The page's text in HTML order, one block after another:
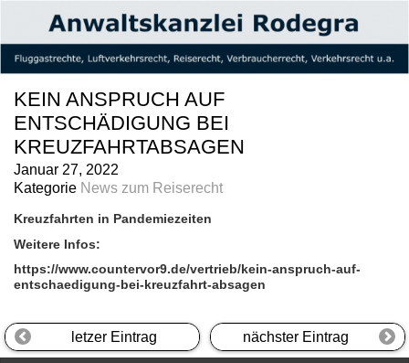
KEIN ANSPRUCH AUF
ENTSCHÄDIGUNG BEI
KREUZFAHRTABSAGEN
Januar 27, 2022
Kategorie News zum Reiserecht
Kreuzfahrten in Pandemiezeiten
Weitere Infos:
https://www.countervor9.de/vertrieb/kein-anspruch-auf-
entschaedigung-bei-kreuzfahrt-absagen
letzer Eintrag nächster Eintrag